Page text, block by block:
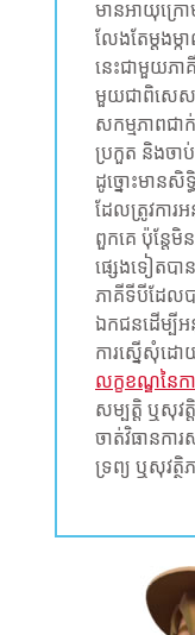
មានអាយុក្រ
លែងតែម្តងម្
នេះជាមួយភ
មួយជាពិសេសដ
សកម្មភាពជា
ប្រកួត និងចា
ដូច្នោះមានសិ
ដែលត្រូវការអ
ពួកគេ ប៉ុន្តែ
ផ្សេងទៀតបា
ភាគីទីបីដែល
ឯកជនដើម្បី
ការស្នើសុំដោយ
លក្ខខណ្ឌនៃក
សម្បត្តិ ឬសុវ
ចាត់វិធានកា
ទ្រព្យ ឬសុវត្